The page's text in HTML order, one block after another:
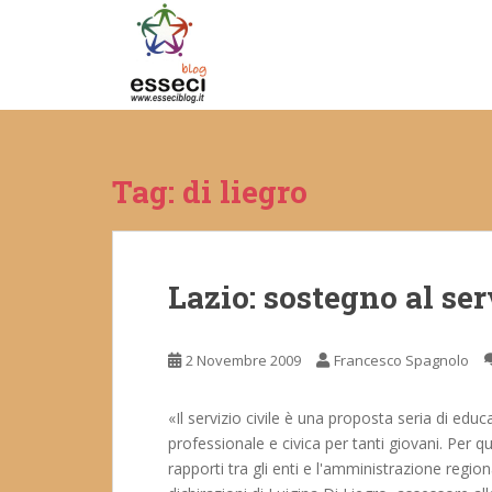
t
Tag: di liegro
Lazio: sostegno al
2 Novembre 2009 Francesco Spagnolo
«Il servizio civile è una proposta seria di
professionale e civica per tanti giovani. Per
rapporti tra gli enti e l'amministrazione